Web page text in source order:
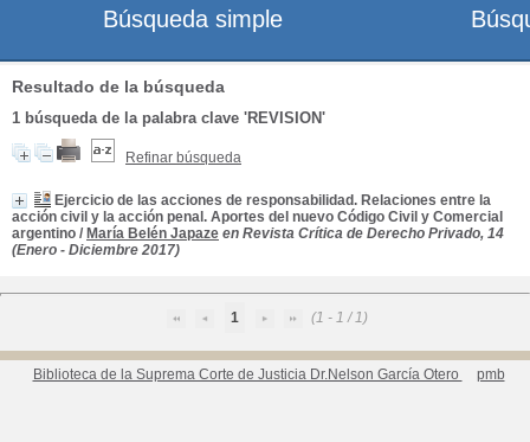
Resultado de la búsqueda
1 búsqueda de la palabra clave 'REVISION'
Refinar búsqueda
Ejercicio de las acciones de responsabilidad. Relaciones entre la
acción civil y la acción penal. Aportes del nuevo Código Civil y Comercial
argentino / María Belén Japaze en Revista Crítica de Derecho Privado, 14
(Enero - Diciembre 2017)
1 (1 - 1 / 1)
Biblioteca de la Suprema Corte de Justicia Dr.Nelson García Otero pmb
Búsqueda simple